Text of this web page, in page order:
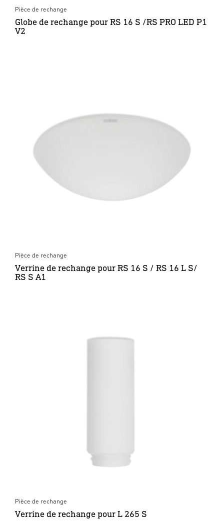
Pièce de rechange
Globe de rechange pour RS 16 S /RS PRO LED P1
V2
Pièce de rechange
Verrine de rechange pour RS 16 S / RS 16 L S/
RS S A1
Pièce de rechange
Verrine de rechange pour L 265 S